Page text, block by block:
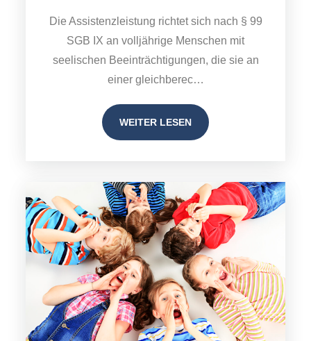
Die Assistenzleistung richtet sich nach § 99
SGB IX an volljährige Menschen mit
seelischen Beeinträchtigungen, die sie an
einer gleichberec…
WEITER LESEN